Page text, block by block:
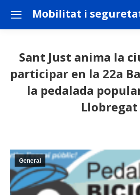
Mobilitat i
Sant Just anima la
participar en la 22a
la pedalada
Llobregat
General